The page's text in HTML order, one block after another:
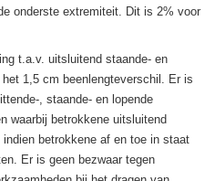
onderste extremiteit. Dit is 2% voor
t.a.v. uitsluitend staande- en
1,5 cm beenlengteverschil. Er is
, staande- en lopende
waarbij betrokkene uitsluitend
betrokkene af en toe in staat
Er is geen bezwaar tegen